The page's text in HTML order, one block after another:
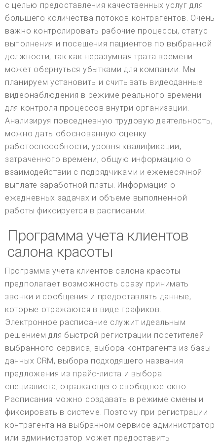
с целью предоставления качественных услуг для
большего количества потоков контрагентов. Очень
важно контролировать рабочие процессы, статус
выполнения и посещения пациентов по выбранной
должности, так как неразумная трата времени
может обернуться убытками для компании. Мы
планируем установить и считывать видеоданные
видеонаблюдения в режиме реального времени
для контроля процессов внутри организации.
Анализируя повседневную трудовую деятельность,
можно дать обоснованную оценку
работоспособности, уровня квалификации,
затраченного времени, общую информацию о
взаимодействии с подрядчиками и ежемесячной
выплате заработной платы. Информация о
ежедневных задачах и объеме выполненной
работы фиксируется в расписании.
Программа учета клиентов
салона красоты
Программа учета клиентов салона красоты
предполагает возможность сразу принимать
звонки и сообщения и предоставлять данные,
которые отражаются в виде графиков.
Электронное расписание служит идеальным
решением для быстрой регистрации посетителей
выбранного сервиса, выбора контрагента из базы
данных CRM, выбора подходящего названия
предложения из прайс-листа и выбора
специалиста, отражающего свободное окно.
Расписания можно создавать в режиме смены и
фиксировать в системе. Поэтому при регистрации
контрагента на выбранном сервисе администратор
или администратор может предоставить